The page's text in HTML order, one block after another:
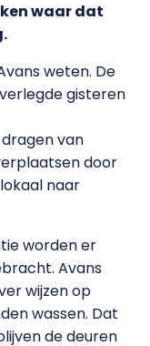
waar dat
weten. De
gisteren
van
door
naar
worden er
Avans
wijzen op
wassen. Dat
de deuren